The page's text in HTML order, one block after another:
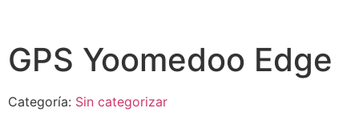
GPS Yoomedoo Edge
Categoría: Sin categorizar